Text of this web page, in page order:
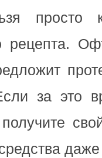
просто
рецепта.
за это